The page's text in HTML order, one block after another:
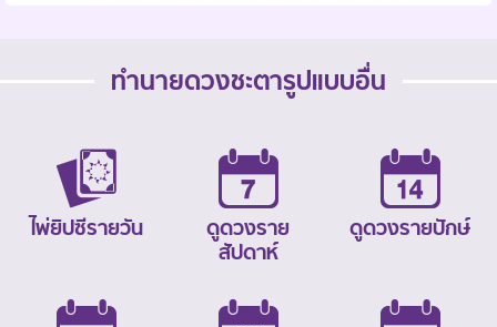
ทำนายดวงชะตารูปแบบอื่น
ไพ่ยิปซีรายวัน
ดูดวงราย
สัปดาห์
ดูดวงรายปักษ์